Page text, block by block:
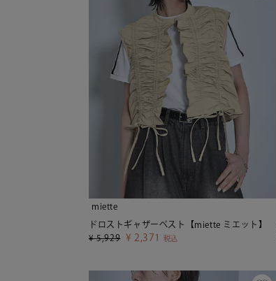
miette
ドロストギャザーベスト【miette ミエット】
¥ 5,929 ¥ 2,371 税込